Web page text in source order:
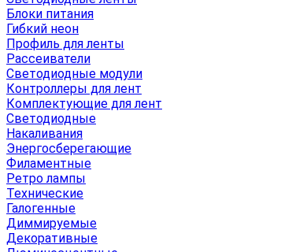
Блоки питания
Гибкий неон
Профиль для ленты
Рассеиватели
Светодиодные модули
Контроллеры для лент
Комплектующие для лент
Светодиодные
Накаливания
Энергосберегающие
Филаментные
Ретро лампы
Технические
Галогенные
Диммируемые
Декоративные